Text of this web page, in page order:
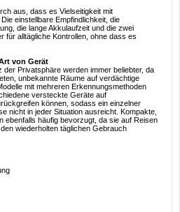
aus, dass es Vielseitigkeit mit
einstellbare Empfindlichkeit, die
die lange Akkulaufzeit und die zwei
für alltägliche Kontrollen, ohne dass es
von Gerät
Privatsphäre werden immer beliebter, da
unbekannte Räume auf verdächtige
mit mehreren Erkennungsmethoden
versteckte Geräte auf
können, sodass ein einzelner
nicht in jeder Situation ausreicht. Kompakte,
ebenfalls häufig bevorzugt, da sie auf Reisen
wiederholten täglichen Gebrauch